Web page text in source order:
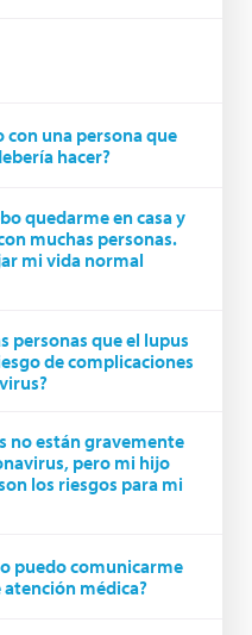
una persona que
hacer?
quedarme en casa y
muchas personas.
mi vida normal
personas que el lupus
de complicaciones
no están gravemente
pero mi hijo
los riesgos para mi
puedo comunicarme
médica?